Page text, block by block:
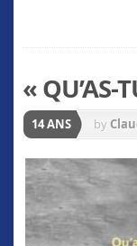
« QU’AS-
14 ANS by